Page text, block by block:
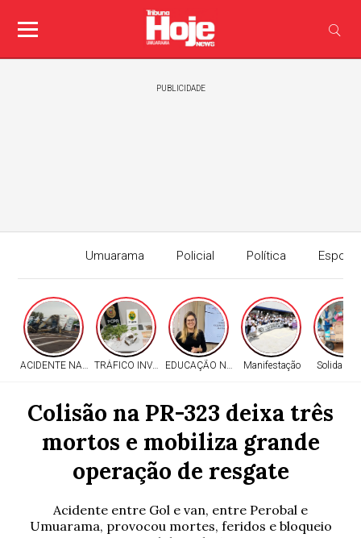
PUBLICIDADE
Umuarama Policial Política
Edição
ACIDENTE NA PR-323TRÁFICO INVESTIGADOEDUCAÇÃO NO CAMPOManifestação
Colisão na PR-323 deixa três
mortos e mobiliza grande
operação de resgate
Acidente entre Gol e van, entre Perobal e
Umuarama, provocou mortes, feridos e bloqueio